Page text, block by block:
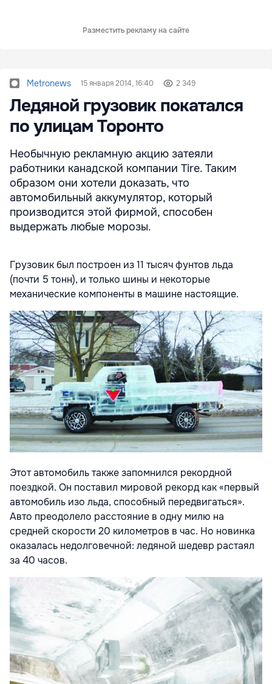
Разместить рекламу на сайте
Metronews 15 января 2014, 16:40 2 349
Ледяной грузовик покатался
по улицам Торонто
Необычную рекламную акцию затеяли
работники канадской компании Tire. Таким
образом они хотели доказать, что
автомобильный аккумулятор, который
производится этой фирмой, способен
выдержать любые морозы.
Грузовик был построен из 11 тысяч фунтов льда
(почти 5 тонн), и только шины и некоторые
механические компоненты в машине настоящие.
Этот автомобиль также запомнился рекордной
поездкой. Он поставил мировой рекорд как «первый
автомобиль изо льда, способный передвигаться».
Авто преодолело расстояние в одну милю на
средней скорости 20 километров в час. Но новинка
оказалась недолговечной: ледяной шедевр растаял
за 40 часов.